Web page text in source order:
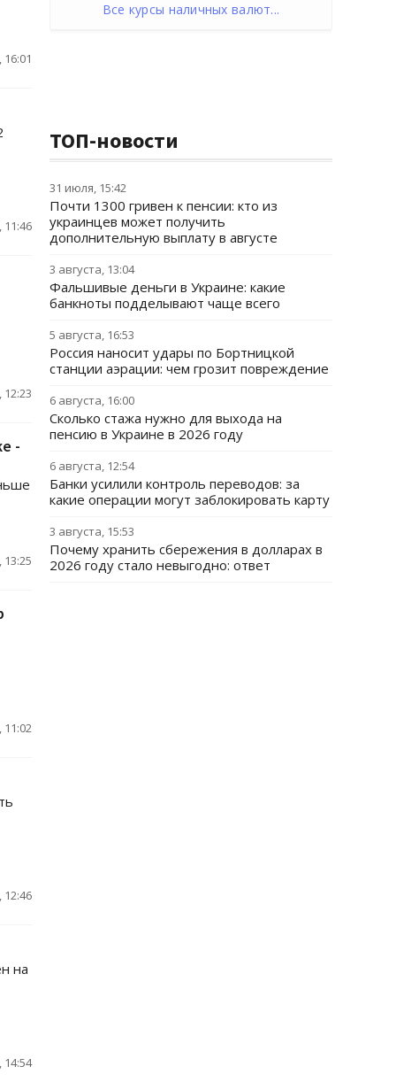
11:46
-
11:02
12:46
на
14:54
Все курсы наличных валют...
ТОП-новости
31 июля, 15:42
Почти 1300 гривен к пенсии: кто из
украинцев может получить
дополнительную выплату в августе
3 августа, 13:04
Фальшивые деньги в Украине: какие
банкноты подделывают чаще всего
5 августа, 16:53
Россия наносит удары по Бортницкой
станции аэрации: чем грозит повреждение
6 августа, 16:00
Сколько стажа нужно для выхода на
пенсию в Украине в 2026 году
6 августа, 12:54
Банки усилили контроль переводов: за
какие операции могут заблокировать карту
3 августа, 15:53
Почему хранить сбережения в долларах в
2026 году стало невыгодно: ответ